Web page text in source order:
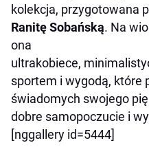
kolekcja, przygotowana
Ranitę Sobańską. Na
ona
ultrakobiece,
sportem i wygodą, które
świadomych swojego
dobre samopoczucie i
[nggallery id=5444]